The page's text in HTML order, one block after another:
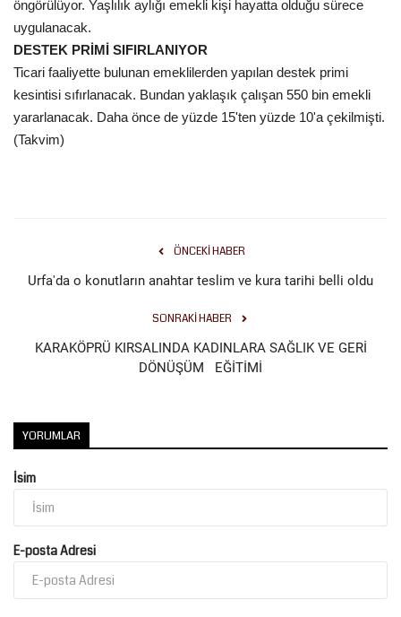
öngörülüyor. Yaşlılık aylığı emekli kişi hayatta olduğu sürece
uygulanacak.
DESTEK PRİMİ SIFIRLANIYOR
Ticari faaliyette bulunan emeklilerden yapılan destek primi
kesintisi sıfırlanacak. Bundan yaklaşık çalışan 550 bin emekli
yararlanacak. Daha önce de yüzde 15'ten yüzde 10'a çekilmişti.
(Takvim)
ÖNCEKI HABER
Urfa'da o konutların anahtar teslim ve kura tarihi belli oldu
SONRAKI HABER
KARAKÖPRÜ KIRSALINDA KADINLARA SAĞLIK VE GERİ
DÖNÜŞÜM EĞİTİMİ
YORUMLAR
İsim
E-posta Adresi